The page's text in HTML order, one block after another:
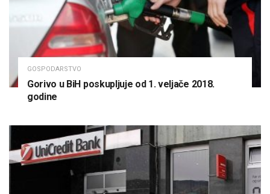
GOSPODARSTVO
Gorivo u BiH poskupljuje od 1. veljače 2018.
godine